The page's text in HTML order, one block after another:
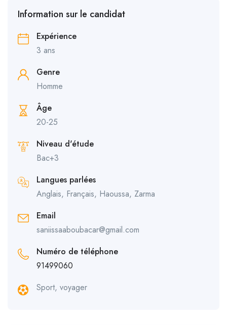
Information sur le candidat
Expérience
3 ans
Genre
Homme
Âge
20-25
Niveau d'étude
Bac+3
Langues parlées
Anglais, Français, Haoussa, Zarma
Email
saniissaaboubacar@gmail.com
Numéro de téléphone
91499060
Sport, voyager